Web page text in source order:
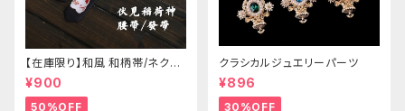
【在庫限り】和風 和柄帯/ネクタ
イ/リボン（狐面/金魚
¥900
50%OFF
クラシカルジュエリーパーツ
¥896
30%OFF